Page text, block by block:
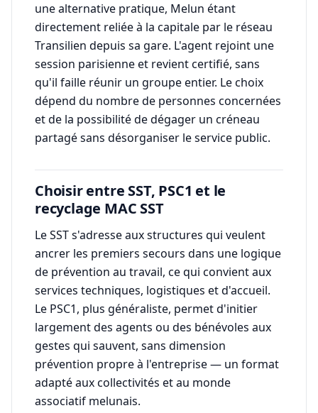
une alternative pratique, Melun étant
directement reliée à la capitale par le réseau
Transilien depuis sa gare. L'agent rejoint une
session parisienne et revient certifié, sans
qu'il faille réunir un groupe entier. Le choix
dépend du nombre de personnes concernées
et de la possibilité de dégager un créneau
partagé sans désorganiser le service public.
Choisir entre SST, PSC1 et le
recyclage MAC SST
Le SST s'adresse aux structures qui veulent
ancrer les premiers secours dans une logique
de prévention au travail, ce qui convient aux
services techniques, logistiques et d'accueil.
Le PSC1, plus généraliste, permet d'initier
largement des agents ou des bénévoles aux
gestes qui sauvent, sans dimension
prévention propre à l'entreprise — un format
adapté aux collectivités et au monde
associatif melunais.